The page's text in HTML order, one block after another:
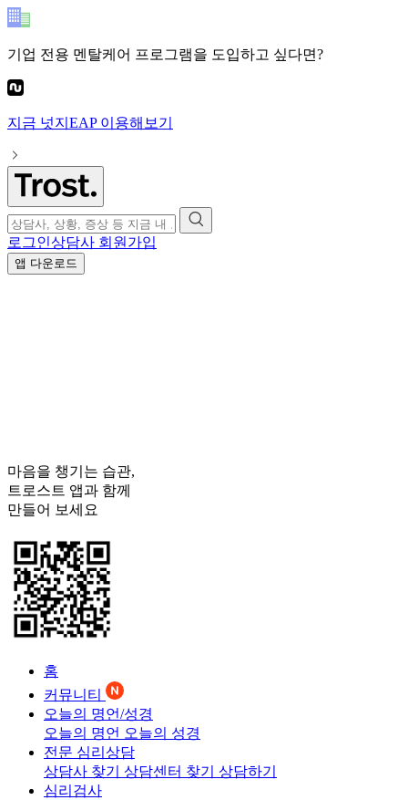
기업 전용 멘탈케어 프로그램을 도입하고 싶다면?
지금 넛지EAP이용해보기
로그인상담사 회원가입
앱 다운로드
마음을 챙기는 습관,
트로스트 앱과 함께
만들어 보세요
홈
커뮤니티
오늘의 명언/성경
오늘의 명언 오늘의 성경
전문 심리상담
상담사 찾기 상담센터 찾기 상담하기
심리검사